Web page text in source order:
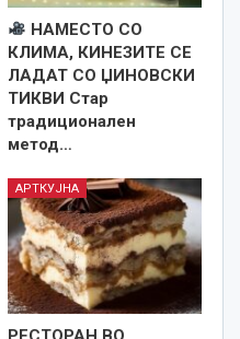
НАМЕСТО СО
КЛИМА, КИНЕЗИТЕ СЕ
ЛАДАТ СО ЏИНОВСКИ
ТИКВИ Стар
традиционален
метод…
АРТКУЈНА